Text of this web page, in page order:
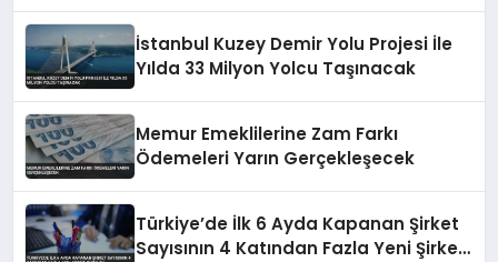
İstanbul Kuzey Demir Yolu Projesi İle
Yılda 33 Milyon Yolcu Taşınacak
Memur Emeklilerine Zam Farkı
Ödemeleri Yarın Gerçekleşecek
Türkiye’de İlk 6 Ayda Kapanan Şirket
Sayısının 4 Katından Fazla Yeni Şirket